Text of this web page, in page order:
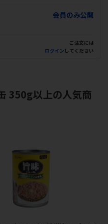
会員のみ公開
ご注文には
ログイン してください
350g以上の人気商